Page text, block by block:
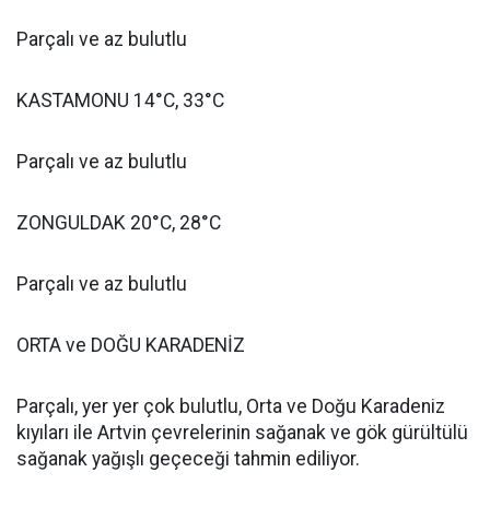
Parçalı ve az bulutlu
KASTAMONU 14°C, 33°C
Parçalı ve az bulutlu
ZONGULDAK 20°C, 28°C
Parçalı ve az bulutlu
ORTA ve DOĞU KARADENİZ
Parçalı, yer yer çok bulutlu, Orta ve Doğu Karadeniz
kıyıları ile Artvin çevrelerinin sağanak ve gök gürültülü
sağanak yağışlı geçeceği tahmin ediliyor.